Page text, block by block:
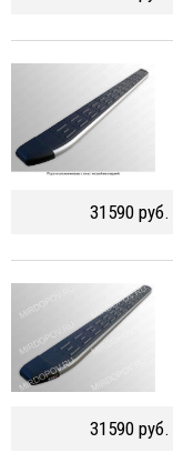
31590 руб.
31590 руб.